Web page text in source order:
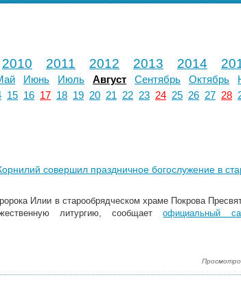
2010 2011 2012 2013 2014
Июнь Июль Август Сентябрь Октябрь
15 16 17 18 19 20 21 22 23 24 25 26 27 28
совершил праздничное богослужение в
Илии в старообрядческом храме Покрова
литургию, сообщаетофициальный